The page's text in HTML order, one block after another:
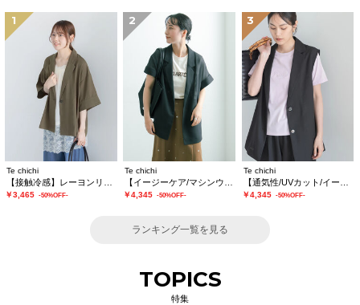
1
Te chichi
￥3,465 -50%OFF-
2
Te chichi
￥4,345 -50%OFF-
3
Te chichi
￥4,345 -50%OFF-
ランキング一覧を見る
TOPICS
特集